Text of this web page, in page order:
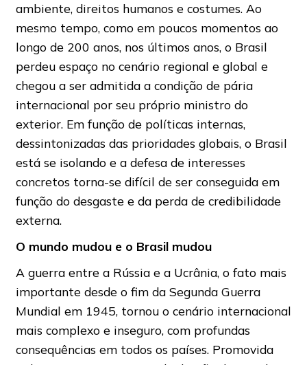
ambiente, direitos humanos e costumes. Ao
mesmo tempo, como em poucos momentos ao
longo de 200 anos, nos últimos anos, o Brasil
perdeu espaço no cenário regional e global e
chegou a ser admitida a condição de pária
internacional por seu próprio ministro do
exterior. Em função de políticas internas,
dessintonizadas das prioridades globais, o Brasil
está se isolando e a defesa de interesses
concretos torna-se difícil de ser conseguida em
função do desgaste e da perda de credibilidade
externa.
O mundo mudou e o Brasil mudou
A guerra entre a Rússia e a Ucrânia, o fato mais
importante desde o fim da Segunda Guerra
Mundial em 1945, tornou o cenário internacional
mais complexo e inseguro, com profundas
consequências em todos os países. Promovida